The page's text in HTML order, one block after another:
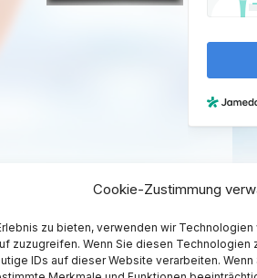
Cookie-Zustimmung
zu bieten, verwenden wir
zuzugreifen. Wenn Sie diesen Technologien
IDs auf dieser Website verarbeiten.